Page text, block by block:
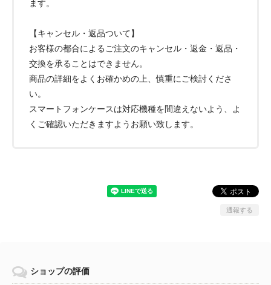
ます。
【キャンセル・返品ついて】
お客様の都合によるご注文のキャンセル・返金・返品・
交換を承ることはできません。
商品の詳細をよくお確かめの上、慎重にご検討くださ
い。
スマートフォンケースは対応機種を間違えないよう、よ
くご確認いただきますようお願い致します。
通報する
ショップの評価